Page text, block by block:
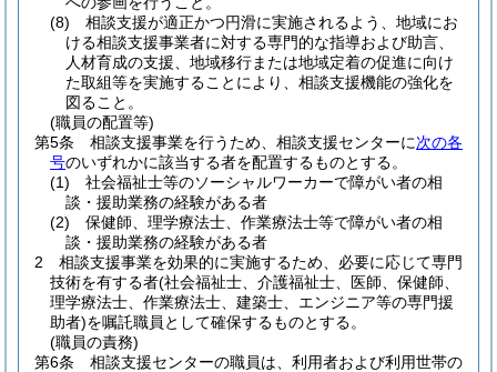
(8)
相談支援が適正かつ円滑に実施されるよう、地域にお
ける相談支援事業者に対する専門的な指導および助言、
人材育成の支援、地域移行または地域定着の促進に向け
た取組等を実施することにより、相談支援機能の強化を
図ること。
(職員の配置等)
第5条
相談支援事業を行うため、相談支援センターに次の各
号のいずれかに該当する者を配置するものとする。
(1)
社会福祉士等のソーシャルワーカーで障がい者の相
談・援助業務の経験がある者
(2)
保健師、理学療法士、作業療法士等で障がい者の相
談・援助業務の経験がある者
2
相談支援事業を効果的に実施するため、必要に応じて専門
技術を有する者(社会福祉士、介護福祉士、医師、保健師、
理学療法士、作業療法士、建築士、エンジニア等の専門援
助者)を嘱託職員として確保するものとする。
(職員の責務)
第6条
相談支援センターの職員は、利用者および利用世帯の